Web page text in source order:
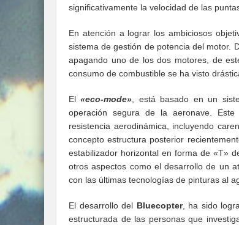
significativamente la velocidad de las
En atención a lograr los ambiciosos
sistema de gestión de potencia del motor.
apagando uno de los dos motores, de
consumo de combustible se ha visto
El«eco-mode», está basado en un
operación segura de la aeronave.
resistencia aerodinámica, incluyendo
concepto estructura posterior
estabilizador horizontal en forma de «T»
otros aspectos como el desarrollo de un
con las últimas tecnologías de pinturas al
El desarrollo del Bluecopter, ha sido
estructurada de las personas que